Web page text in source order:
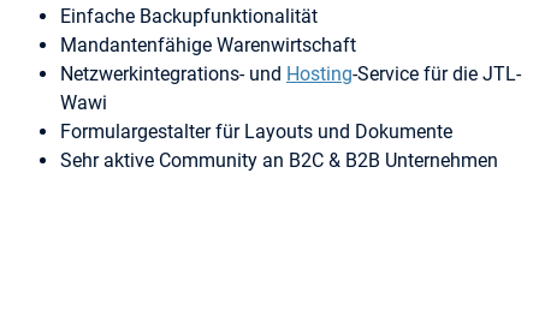
Einfache Backupfunktionalität
Mandantenfähige Warenwirtschaft
Netzwerkintegrations- und Hosting-Service für die JTL-
Wawi
Formulargestalter für Layouts und Dokumente
Sehr aktive Community an B2C & B2B Unternehmen